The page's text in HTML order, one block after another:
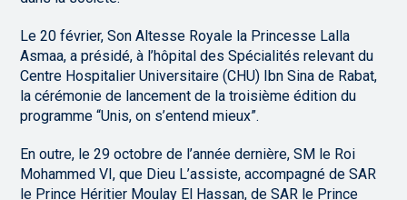
Le 20 février, Son Altesse Royale la Princesse Lalla
Asmaa, a présidé, à l’hôpital des Spécialités relevant du
Centre Hospitalier Universitaire (CHU) Ibn Sina de Rabat,
la cérémonie de lancement de la troisième édition du
programme “Unis, on s’entend mieux”.
En outre, le 29 octobre de l’année dernière, SM le Roi
Mohammed VI, que Dieu L’assiste, accompagné de SAR
le Prince Héritier Moulay El Hassan, de SAR le Prince